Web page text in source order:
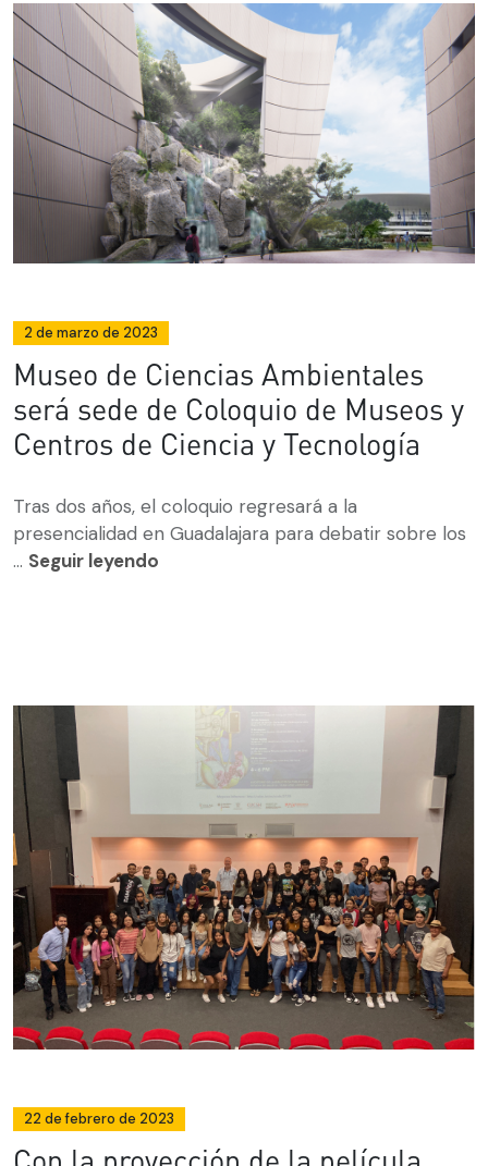
2 de marzo de 2023
Museo de Ciencias Ambientales
será sede de Coloquio de Museos y
Centros de Ciencia y Tecnología
Tras dos años, el coloquio regresará a la
presencialidad en Guadalajara para debatir sobre los
... Seguir leyendo
22 de febrero de 2023